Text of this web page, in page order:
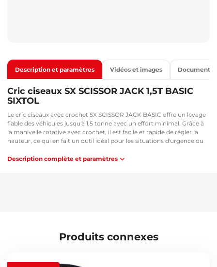
Description et paramètres Vidéos et images Documents
Cric ciseaux SX SCISSOR JACK 1,5T BASIC
SIXTOL
Le cric ciseaux avec crochet SX SCISSOR JACK BASIC offre un levage
fiable des véhicules jusqu'à 1,5 tonne avec un effort minimal. Grâce à
la manivelle rotative avec crochet, il est facile et rapide de régler la
hauteur, ce qui en fait un outil idéal pour les situations d'urgence ou
placer dans le coffre de chaque voiture, que ce soit pour les
Utilisation simple avec manivelle rotative munie d'un crochet
Patin en caoutchouc pour protéger la carrosserie
Description complète et paramètres
Produits connexes